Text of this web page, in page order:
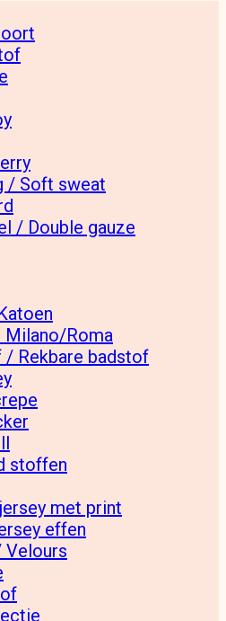
/ Soft sweat
/ Double gauze
Milano/Roma
/ Rekbare badstof
stoffen
met print
effen